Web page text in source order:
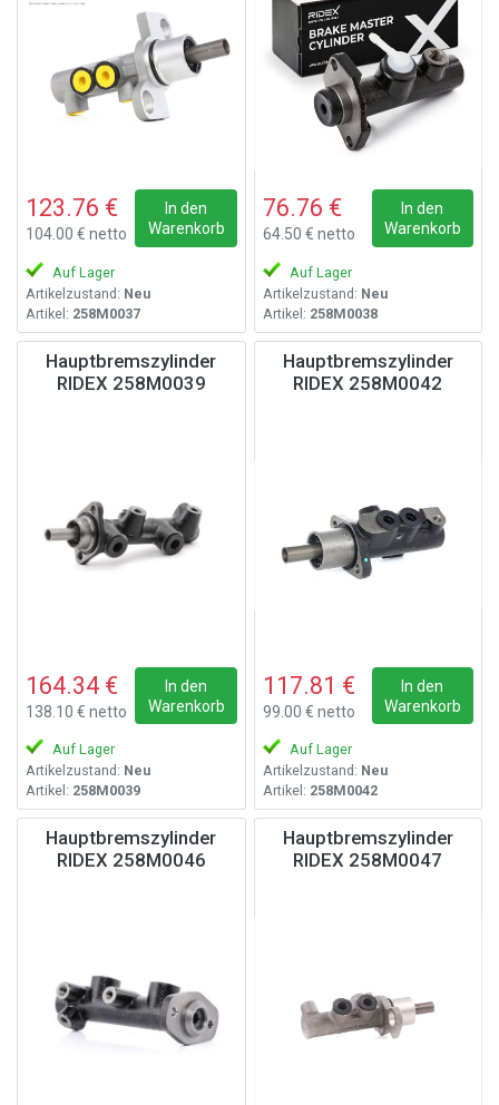
123.76 €
104.00 € netto
In den
Warenkorb
Auf Lager
Artikelzustand: Neu
Artikel: 258M0037
76.76 €
64.50 € netto
In den
Warenkorb
Auf Lager
Artikelzustand: Neu
Artikel: 258M0038
Hauptbremszylinder
RIDEX 258M0039
164.34 €
138.10 € netto
In den
Warenkorb
Auf Lager
Artikelzustand: Neu
Artikel: 258M0039
Hauptbremszylinder
RIDEX 258M0042
117.81 €
99.00 € netto
In den
Warenkorb
Auf Lager
Artikelzustand: Neu
Artikel: 258M0042
Hauptbremszylinder
RIDEX 258M0046
Hauptbremszylinder
RIDEX 258M0047